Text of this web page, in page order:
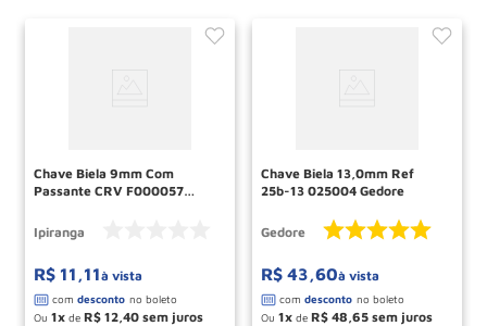
Chave Biela 9mm Com
Passante CRV F000057
Ipiranga
R$ 11 ,11à vista
Ou 1 de R$ 12 40
Chave Biela 13,0mm Ref
25b-13 025004 Gedore
Gedore
R$ 43,60à vista
Ou 1 de R$ 48 65